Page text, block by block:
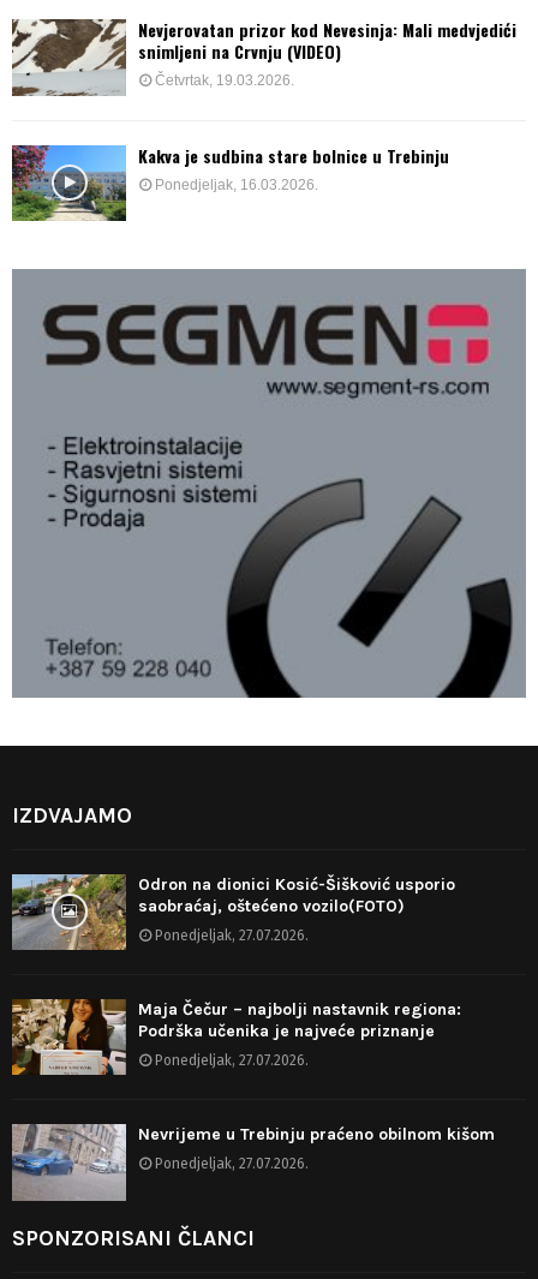
Nevjerovatan prizor kod Nevesinja: Mali medvjedići
snimljeni na Crvnju (VIDEO)
Četvrtak, 19.03.2026.
Kakva je sudbina stare bolnice u Trebinju
Ponedjeljak, 16.03.2026.
IZDVAJAMO
Odron na dionici Kosić-Šišković usporio
saobraćaj, oštećeno vozilo(FOTO)
Ponedjeljak, 27.07.2026.
Maja Čečur – najbolji nastavnik regiona:
Podrška učenika je najveće priznanje
Ponedjeljak, 27.07.2026.
Nevrijeme u Trebinju praćeno obilnom kišom
Ponedjeljak, 27.07.2026.
SPONZORISANI ČLANCI